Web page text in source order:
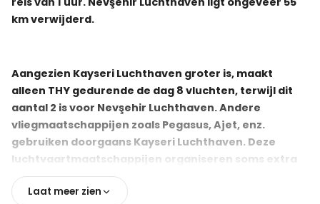
km verwijderd.
Aangezien Kayseri Luchthaven groter is, maakt
alleen THY gedurende de dag 8 vluchten, terwijl dit
aantal 2 is voor Nevşehir Luchthaven. Andere
vliegmaatschappijen zoals Pegasus, Ajet, enz.
gebruiken doorgaans Kayseri Luchthaven. Deze
luchtvaartmaatschappijen organiseren soms extra
vluchten via Nevşehir Luchthaven.
Laat meer zien